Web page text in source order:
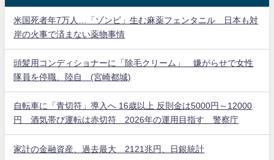
米国死者年7万人…「ゾンビ」生む麻薬フェンタニル 日本も対
岸の火事で済まない薬物事情
頭髪用コンディショナーに「除毛クリーム」 嫌がらせで女性
隊員を停職、陸自 (宮崎都城)
自転車に「青切符」導入へ 16歳以上 反則金は5000円～12000
円 酒気帯び運転は赤切符 2026年の運用目指す 警察庁
家計の金融資産、過去最大 2121兆円、日銀統計